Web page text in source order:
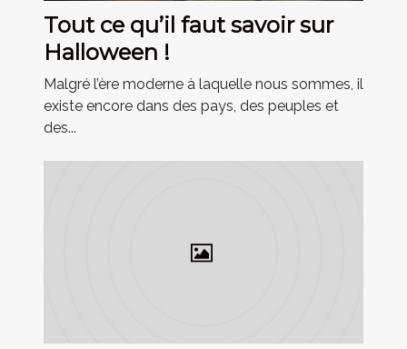
Tout ce qu’il faut savoir sur
Halloween !
Malgré l’ère moderne à laquelle nous sommes, il
existe encore dans des pays, des peuples et
des...